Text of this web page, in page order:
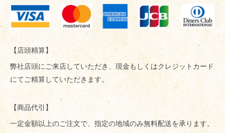
【店頭精算】
弊社店頭にご来店していただき、現金もしくはクレジットカード
にてご精算していただきます。
【商品代引】
一定金額以上のご注文で、指定の地域のみ無料配送を承ります。